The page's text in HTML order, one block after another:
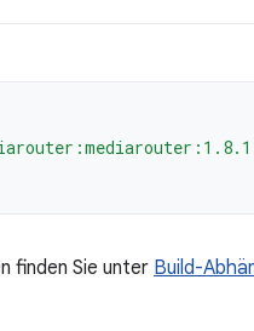
finden Sie unter Build-